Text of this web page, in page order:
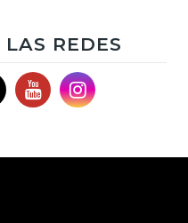
REDES
YouTubeInstagram